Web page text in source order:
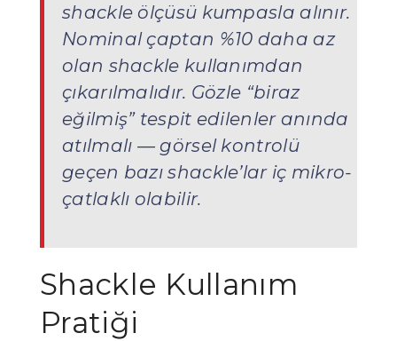
shackle ölçüsü kumpasla alınır.
Nominal çaptan %10 daha az
olan shackle kullanımdan
çıkarılmalıdır. Gözle “biraz
eğilmiş” tespit edilenler anında
atılmalı — görsel kontrolü
geçen bazı shackle’lar iç mikro-
çatlaklı olabilir.
Shackle Kullanım
Pratiği